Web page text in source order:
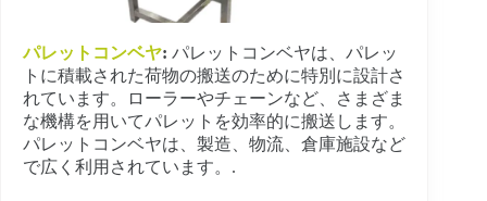
パレットコンベヤ: パレットコンベヤは、パレッ
トに積載された荷物の搬送のために特別に設計さ
れています。ローラーやチェーンなど、さまざま
な機構を用いてパレットを効率的に搬送します。
パレットコンベヤは、製造、物流、倉庫施設など
で広く利用されています。.